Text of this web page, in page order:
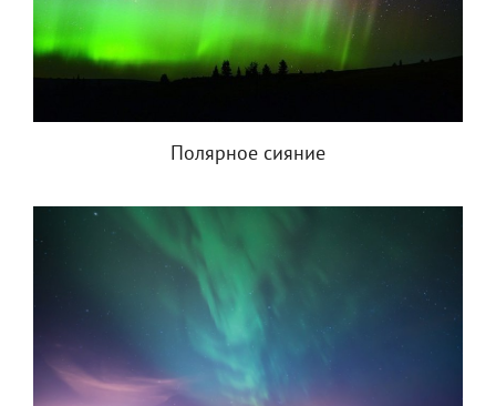
Полярное сияние